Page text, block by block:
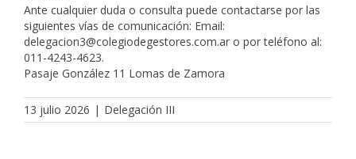
Ante cualquier duda o consulta puede contactarse por las
siguientes vías de comunicación: Email:
delegacion3@colegiodegestores.com.ar o por teléfono al:
011-4243-4623.
Pasaje González 11 Lomas de Zamora
13 julio 2026 | Delegación III